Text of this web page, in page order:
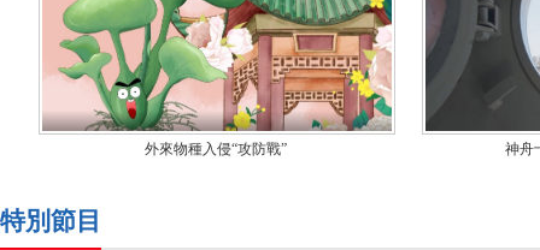
外來物種入侵“攻防戰” 神舟
特別節目